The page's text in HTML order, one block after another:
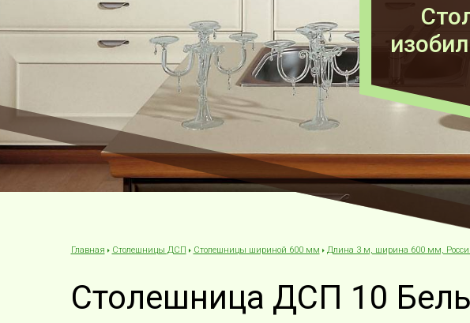
Главная Столешницы ДСП Столешницы шириной 600 мм Длина 3 м, ширина 600 мм,
Столешница ДСП 10